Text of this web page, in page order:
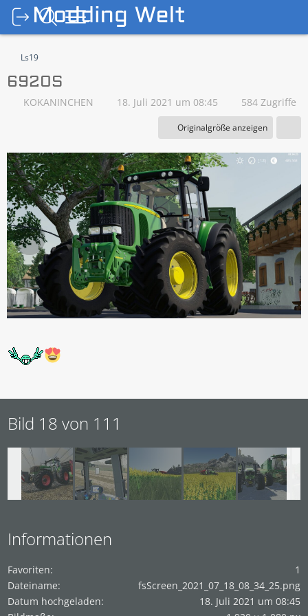
Ls19
6920S
KOKANINCHEN 18. Juli 2021 um 08:45 584 Zugriffe
Originalgröße anzeigen
Bild 18 von 111
Informationen
Favoriten
1
Dateiname
fsScreen_2021_07_18_08_34_25.png
Datum hochgeladen
18. Juli 2021 um 08:45